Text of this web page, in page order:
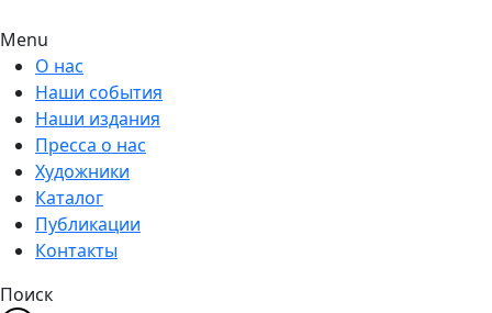
Menu
О нас
Наши события
Наши издания
Пресса о нас
Художники
Каталог
Публикации
Контакты
Поиск